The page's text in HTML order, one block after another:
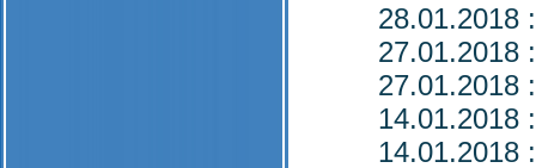
28.01.2018
27.01.2018
27.01.2018
14.01.2018
14.01.2018